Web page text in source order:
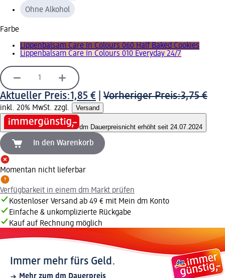
Ohne Alkohol
Farbe
Lippenbalsam Care In Colours 060 Half Baked Cookies
Lippenbalsam Care In Colours 010 Everyday 24/7
Aktueller Preis:1,85 € Vorheriger Preis:3,75 €
inkl. 20% MwSt. zzgl. Versand
dm Dauerpreisnicht erhöht seit 24.07.2024
In den Warenkorb
Momentan nicht lieferbar
Verfügbarkeit in einem dm Markt prüfen
Kostenloser Versand ab 49 € mit Mein dm Konto
Einfache & unkomplizierte Rückgabe
Kauf auf Rechnung möglich
Immer mehr fürs Geld.